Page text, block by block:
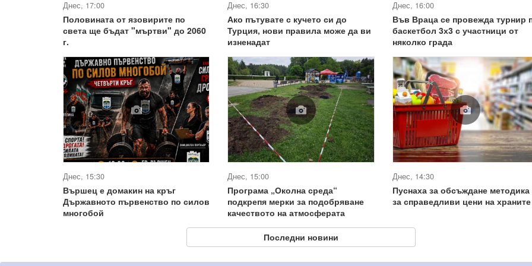
Днес, 17:00
Половината от язовирите по
света ще бъдат "мъртви" до 2060
г.
Днес, 16:30
Ако пътувате с кучето си до
Турция, нови правила може да ви
изненадат
Днес, 16:00
Във Враца се провежда турнир
баскетбол 3х3 с участници от
няколко града
Днес, 15:30
Вършец е домакин на кръг
Държавното първенство по силов
многобой
Днес, 15:00
Програма „Околна среда“
подкрепя мерки за подобряване
качеството на атмосферата
Днес, 14:30
Пуснаха за обсъждане методика
за справедливи цени на храните
Последни новини